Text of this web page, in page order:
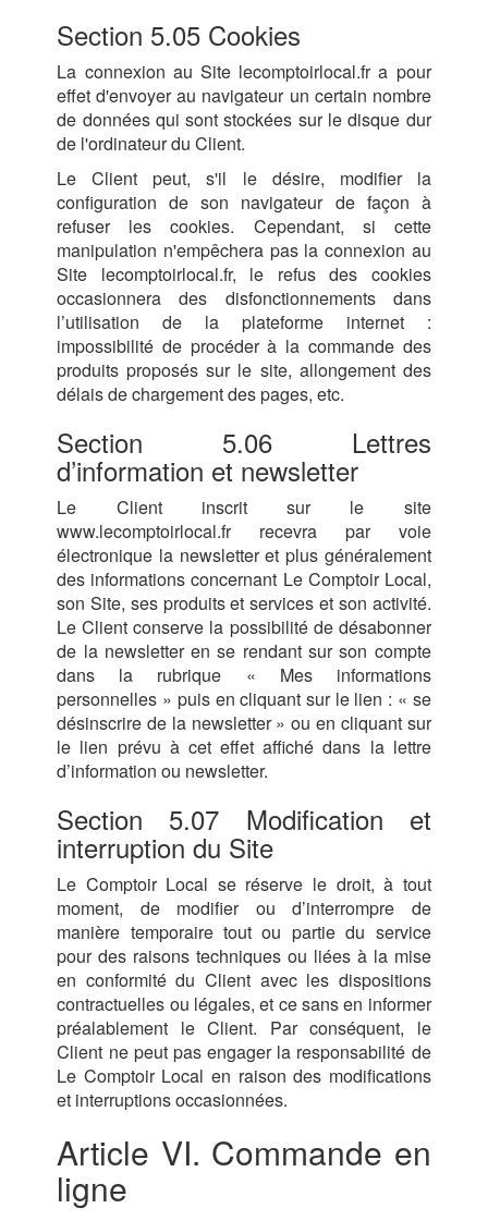
Section 5.05 Cookies
La connexion au Site lecomptoirlocal.fr a pour
effet d'envoyer au navigateur un certain nombre
de données qui sont stockées sur le disque dur
de l'ordinateur du Client.
Le Client peut, s'il le désire, modifier la
configuration de son navigateur de façon à
refuser les cookies. Cependant, si cette
manipulation n'empêchera pas la connexion au
Site lecomptoirlocal.fr, le refus des cookies
occasionnera des disfonctionnements dans
l’utilisation de la plateforme internet :
impossibilité de procéder à la commande des
produits proposés sur le site, allongement des
délais de chargement des pages, etc.
Section 5.06 Lettres
d’information et newsletter
Le Client inscrit sur le site
www.lecomptoirlocal.fr recevra par voie
électronique la newsletter et plus généralement
des informations concernant Le Comptoir Local,
son Site, ses produits et services et son activité.
Le Client conserve la possibilité de désabonner
de la newsletter en se rendant sur son compte
dans la rubrique « Mes informations
personnelles » puis en cliquant sur le lien : « se
désinscrire de la newsletter » ou en cliquant sur
le lien prévu à cet effet affiché dans la lettre
d’information ou newsletter.
Section 5.07 Modification et
interruption du Site
Le Comptoir Local se réserve le droit, à tout
moment, de modifier ou d’interrompre de
manière temporaire tout ou partie du service
pour des raisons techniques ou liées à la mise
en conformité du Client avec les dispositions
contractuelles ou légales, et ce sans en informer
préalablement le Client. Par conséquent, le
Client ne peut pas engager la responsabilité de
Le Comptoir Local en raison des modifications
et interruptions occasionnées.
Article VI. Commande en
ligne